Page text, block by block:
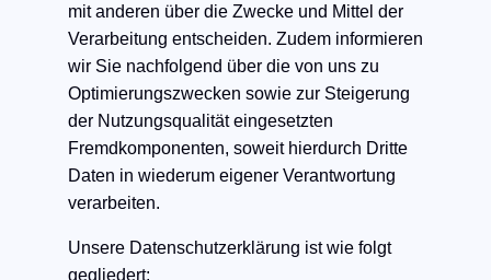
mit anderen über die Zwecke und Mittel der
Verarbeitung entscheiden. Zudem informieren
wir Sie nachfolgend über die von uns zu
Optimierungszwecken sowie zur Steigerung
der Nutzungsqualität eingesetzten
Fremdkomponenten, soweit hierdurch Dritte
Daten in wiederum eigener Verantwortung
verarbeiten.
​Unsere Datenschutzerklärung ist wie folgt
gegliedert: